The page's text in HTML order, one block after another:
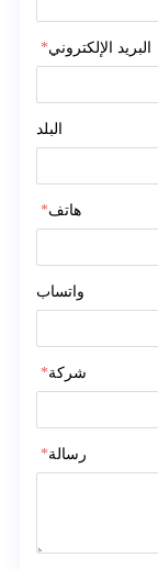
البريد الإلكتروني*
البلد
هاتف*
واتساب
شركة*
رسالة*